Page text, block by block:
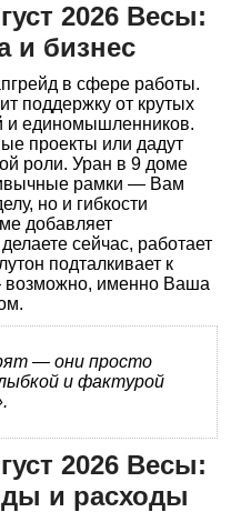
2026 Весы:
и бизнес
в сфере работы.
поддержку от крутых
и единомышленников.
проекты или дадут
роли. Уран в 9 доме
рамки — Вам
но и гибкости
добавляет
сейчас, работает
подталкивает к
именно Ваша
— они просто
и фактурой
2026 Весы:
и расходы